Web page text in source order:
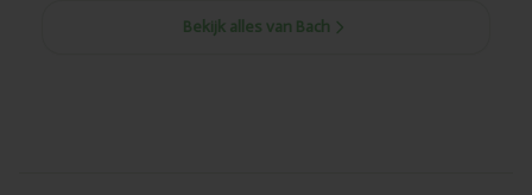
Bekijk alles van Bach